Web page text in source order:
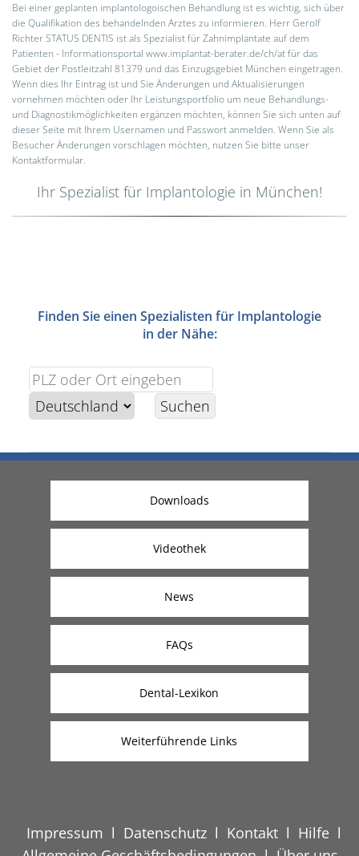
Bei einer geplanten implantologoischen Behandlung ist es wichtig, sich über
die Qualifikation des behandelnden Arztes zu informieren. Herr Gerolf
Richter STATUS DENTIS ist als Spezialist für Zahnimplantate auf dem
Patienten - Informationsportal www.implantat-berater.de/ch/at für das
Gebiet der Postleitzahl 81379 und das Einzugsgebiet München eingetragen.
Wenn dies Ihr Eintrag ist und Sie Änderungen und Aktualisierungen
vornehmen möchten oder Ihr Leistungsportfolio um neue Behandlungs-
und Diagnostikmöglichkeiten ergänzen möchten, können Sie sich unten auf
dieser Seite mit Ihrem Usernamen und Passwort anmelden. Wenn Sie als
Besucher Änderungen vorschlagen möchten, nutzen Sie bitte unser
Kontaktformular.
Ihr Spezialist für Implantologie in München!
Finden Sie einen Spezialisten für Implantologie
in der Nähe:
Downloads
Videothek
News
FAQs
Dental-Lexikon
Weiterführende Links
Impressum l Datenschutz l Kontakt l Hilfe l